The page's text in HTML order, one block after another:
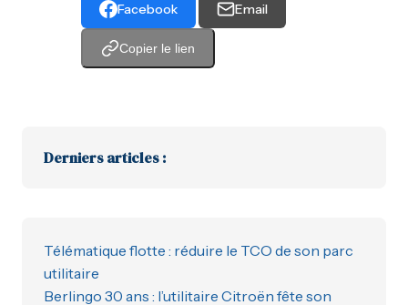
Facebook Email
Copier le lien
Derniers articles :
Télématique flotte : réduire le TCO de son parc
utilitaire
Berlingo 30 ans : l’utilitaire Citroën fête son